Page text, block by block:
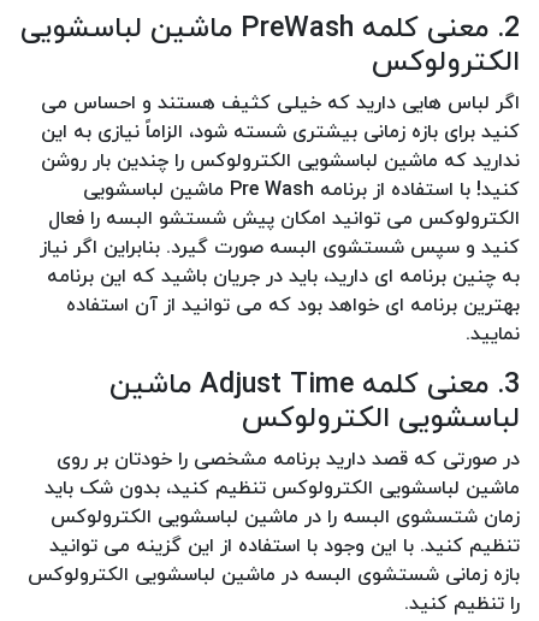
2. معنی کلمه PreWash ماشین لباسشویی
الکترولوکس
اگر لباس هایی دارید که خیلی کثیف هستند و احساس می
کنید برای بازه زمانی بیشتری شسته شود، الزاماً نیازی به این
ندارید که ماشین لباسشویی الکترولوکس را چندین بار روشن
کنید! با استفاده از برنامه Pre Wash ماشین لباسشویی
الکترولوکس می توانید امکان پیش شستشو البسه را فعال
کنید و سپس شستشوی البسه صورت گیرد. بنابراین اگر نیاز
به چنین برنامه ای دارید، باید در جریان باشید که این برنامه
بهترین برنامه ای خواهد بود که می توانید از آن استفاده
نمایید.
3. معنی کلمه Adjust Time ماشین
لباسشویی الکترولوکس
در صورتی که قصد دارید برنامه مشخصی را خودتان بر روی
ماشین لباسشویی الکترولوکس تنظیم کنید، بدون شک باید
زمان شتسشوی البسه را در ماشین لباسشویی الکترولوکس
تنظیم کنید. با این وجود با استفاده از این گزینه می توانید
بازه زمانی شستشوی البسه در ماشین لباسشویی الکترولوکس
را تنظیم کنید.